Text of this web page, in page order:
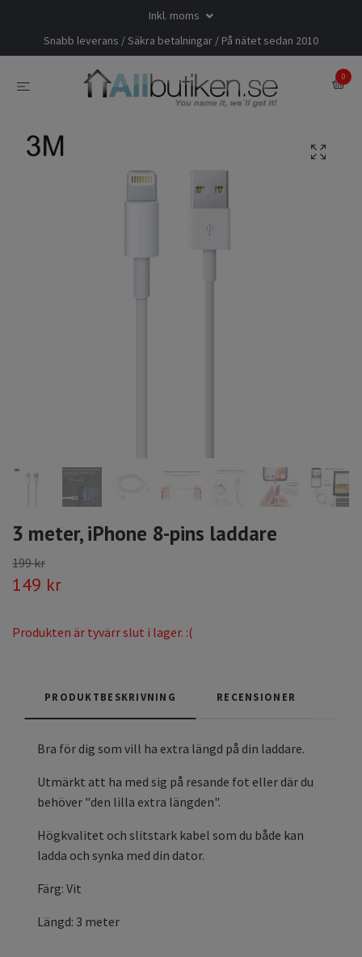
Inkl. moms
Snabb leverans / Säkra betalningar / På nätet sedan 2010
0
3 meter, iPhone 8-pins laddare
199 kr
149 kr
Produkten är tyvärr slut i lager. :(
PRODUKTBESKRIVNING RECENSIONER
Bra för dig som vill ha extra längd på din laddare.
Utmärkt att ha med sig på resande fot eller där du
behöver "den lilla extra längden".
Högkvalitet och slitstark kabel som du både kan
ladda och synka med din dator.
Färg: Vit
Längd: 3 meter